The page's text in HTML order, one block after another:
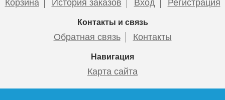
Подробнее Подробнее
Корзина История заказов Вход Регистрация
Контакты и связь
Обратная связь Контакты
Навигация
Карта сайта